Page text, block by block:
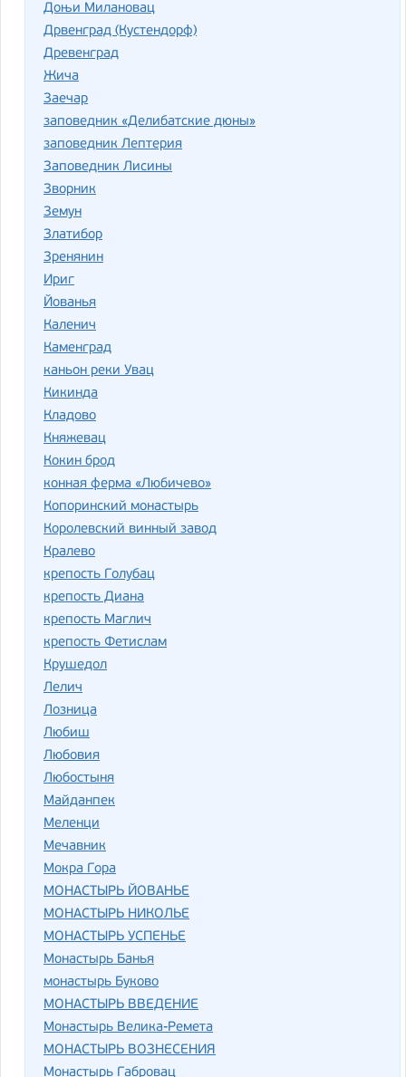
Доњи Милановац
Дрвенград (Кустендорф)
Древенград
Жича
Заечар
заповедник «Делибатские дюны»
заповедник Лептерия
Заповедник Лисины
Зворник
Земун
Златибор
Зренянин
Ириг
Йованья
Каленич
Каменград
каньон реки Увац
Кикинда
Кладово
Княжевац
Кокин брод
конная ферма «Любичево»
Копоринский монастырь
Королевский винный завод
Кралево
крепость Голубац
крепость Диана
крепость Маглич
крепость Фетислам
Крушедол
Лелич
Лозница
Любиш
Любовия
Любостыня
Майданпек
Меленци
Мечавник
Мокра Гора
МОНАСТЫРЬ ЙОВАНЬЕ
МОНАСТЫРЬ НИКОЛЬЕ
МОНАСТЫРЬ УСПЕНЬЕ
Монастырь Банья
монастырь Буково
МОНАСТЫРЬ ВВЕДЕНИЕ
Монастырь Велика-Ремета
МОНАСТЫРЬ ВОЗНЕСЕНИЯ
Монастырь Габровац